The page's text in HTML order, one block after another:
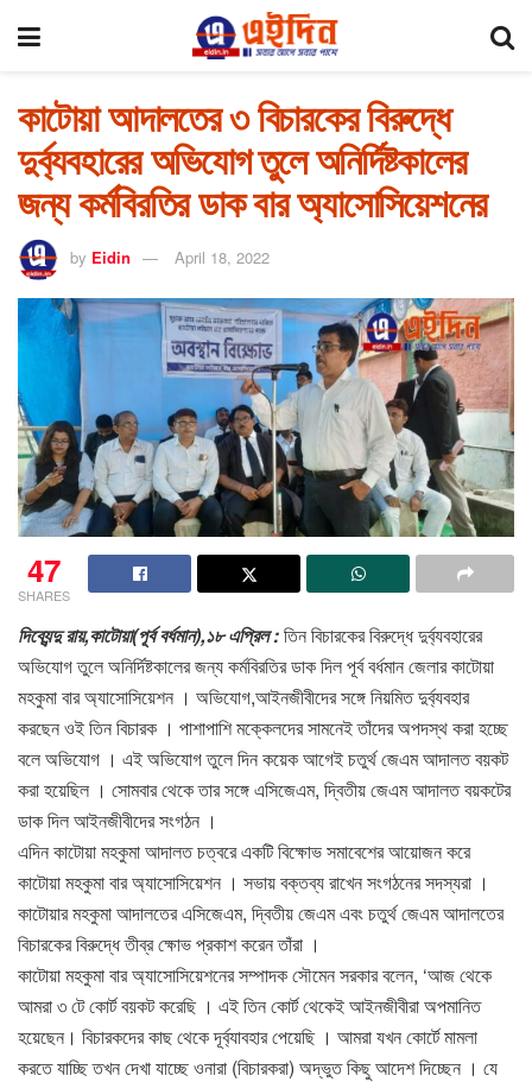
কাটোয়া আদালতের ৩ বিচারকের বিরুদ্ধে
দুর্ব্যবহারের অভিযোগ তুলে অনির্দিষ্টকালের
জন্য কর্মবিরতির ডাক বার অ্যাসোসিয়েশনের
by Eidin April 18, 2022
47
SHARES
দিব্যেন্দু রায়,কাটোয়া(পূর্ব বর্ধমান),১৮ এপ্রিল :তিন বিচারকের বিরুদ্ধে দুর্ব্যবহারের
অভিযোগ তুলে অনির্দিষ্টকালের জন্য কর্মবিরতির ডাক দিল পূর্ব বর্ধমান জেলার কাটোয়া
মহকুমা বার অ্যাসোসিয়েশন । অভিযোগ,আইনজীবীদের সঙ্গে নিয়মিত দুর্ব্যবহার
করছেন ওই তিন বিচারক । পাশাপাশি মক্কেলদের সামনেই তাঁদের অপদস্থ করা হচ্ছে
বলে অভিযোগ । এই অভিযোগ তুলে দিন কয়েক আগেই চতুর্থ জেএম আদালত বয়কট
করা হয়েছিল । সোমবার থেকে তার সঙ্গে এসিজেএম, দ্বিতীয় জেএম আদালত বয়কটের
ডাক দিল আইনজীবীদের সংগঠন ।
এদিন কাটোয়া মহকুমা আদালত চত্বরে একটি বিক্ষোভ সমাবেশের আয়োজন করে
কাটোয়া মহকুমা বার অ্যাসোসিয়েশন । সভায় বক্তব্য রাখেন সংগঠনের সদস্যরা ।
কাটোয়ার মহকুমা আদালতের এসিজেএম, দ্বিতীয় জেএম এবং চতুর্থ জেএম আদালতের
বিচারকের বিরুদ্ধে তীব্র ক্ষোভ প্রকাশ করেন তাঁরা ।
কাটোয়া মহকুমা বার অ্যাসোসিয়েশনের সম্পাদক সৌমেন সরকার বলেন, ‘আজ থেকে
আমরা ৩ টে কোর্ট বয়কট করেছি । এই তিন কোর্ট থেকেই আইনজীবীরা অপমানিত
হয়েছেন। বিচারকদের কাছ থেকে দূর্ব্যাবহার পেয়েছি । আমরা যখন কোর্টে মামলা
করতে যাচ্ছি তখন দেখা যাচ্ছে ওনারা (বিচারকরা) অদ্ভুত কিছু আদেশ দিচ্ছেন । যে